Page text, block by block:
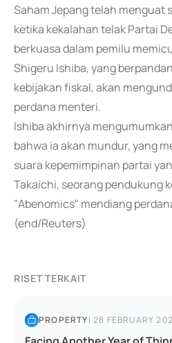
Saham Jepang telah menguat
ketika kekalahan telak Partai
berkuasa dalam pemilu
Shigeru Ishiba, yang
kebijakan fiskal, akan
perdana menteri.
Ishiba akhirnya
bahwa ia akan mundur, yang
suara kepemimpinan partai
Takaichi, seorang pendukung
"Abenomics" mendiang
(end/Reuters)
RISET TERKAIT
PROPERTY|28 FEBRUARY